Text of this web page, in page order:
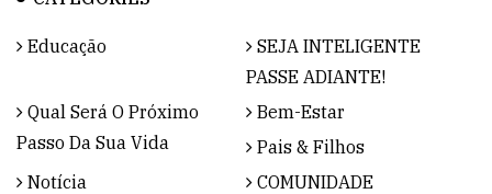
Educação
SEJA INTELIGENTE
PASSE ADIANTE!
Qual Será O Próximo
Passo Da Sua Vida
Bem-Estar
Pais & Filhos
Notícia
COMUNIDADE